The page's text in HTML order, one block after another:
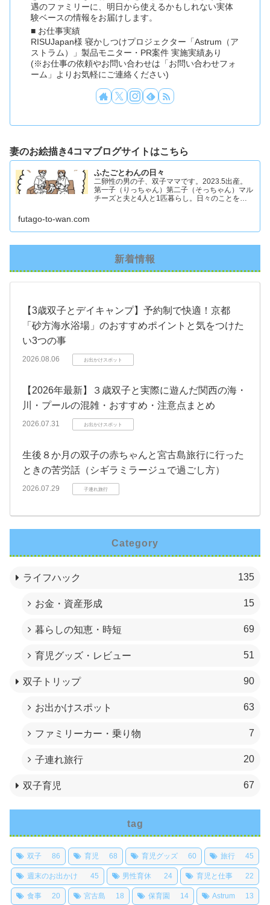
遇のファミリーに、明日から使えるかもしれない実体
験ベースの情報をお届けします。
■ お仕事実績
RISUJapan様 寝かしつけプロジェクター「Astrum（ア
ストラム）」製品モニター・PR案件 実施実績あり
(※お仕事の依頼やお問い合わせは「お問い合わせフォ
ーム」よりお気軽にご連絡ください)
妻のお絵描き4コマブログサイトはこちら
ふたごとわんの日々
二卵性の男の子、双子ママです。2023.5出産。
第一子（りっちゃん）第二子（そっちゃん）マル
チーズと夫と4人と1匹暮らし。日々のことを忘
futago-to-wan.com
新着情報
【3歳双子とデイキャンプ】予約制で快適！京都
「砂方海水浴場」のおすすめポイントと気をつけた
い3つの事
2026.08.06 お出かけスポット
【2026年最新】３歳双子と実際に遊んだ関西の海・
川・プールの混雑・おすすめ・注意点まとめ
2026.07.31 お出かけスポット
生後８か月の双子の赤ちゃんと宮古島旅行に行った
ときの苦労話（シギラミラージュで過ごし方）
2026.07.29 子連れ旅行
Category
ライフハック 135
お金・資産形成 15
暮らしの知恵・時短 69
育児グッズ・レビュー 51
双子トリップ 90
お出かけスポット 63
ファミリーカー・乗り物 7
子連れ旅行 20
双子育児 67
tag
双子 86 育児 68 育児グッズ 60 旅行 45
週末のお出かけ 45 男性育休 24 育児と仕事 22
食事 20 宮古島 18 保育園 14 Astrum 13